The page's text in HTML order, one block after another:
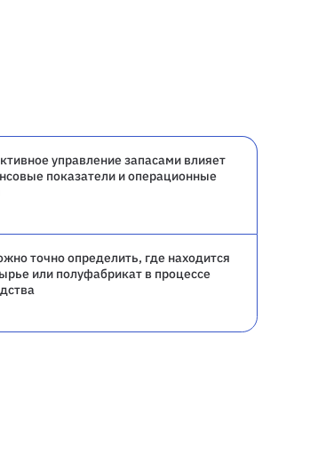
управление запасами влияет
показатели и операционные
точно определить, где находится
или полуфабрикат в процессе